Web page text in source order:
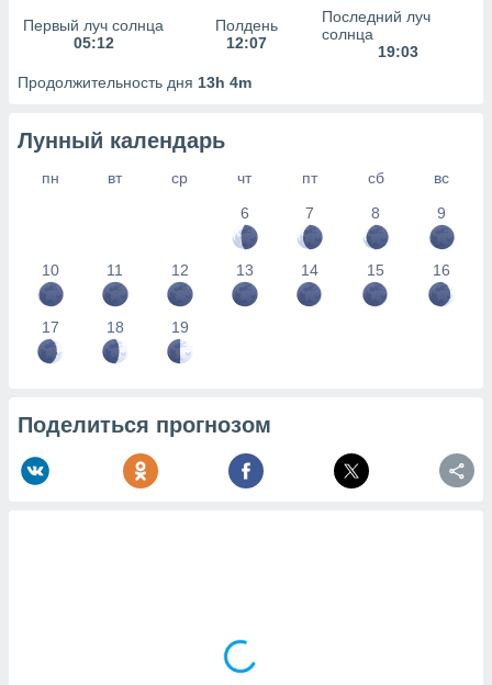
наших 1199
Первый луч солнца
05:12
Полдень
12:07
Последний луч
солнца
19:03
Продолжительность дня 13h 4m
Лунный календарь
пн вт ср чт пт сб
вс
6
7 8 9
10 11 12 13 14 15 16
17 18 19
Поделиться прогнозом